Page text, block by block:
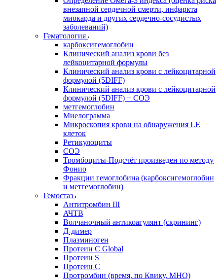
внезапной сердечной смерти, инфаркта
миокарда и других сердечно-сосудистых
заболеваний)
Гематология
карбоксигемоглобин
Клинический анализ крови без
лейкоцитарной формулы
Клинический анализ крови с лейкоцитарной
формулой (5DIFF)
Клинический анализ крови с лейкоцитарной
формулой (5DIFF) + СОЭ
метгемоглобин
Миелограмма
Микроскопия крови на обнаружения LE
клеток
Ретикулоциты
СОЭ
Тромбоциты-Подсчёт произведен по методу
Фонио
Фракции гемоглобина (карбоксигемоглобин
и метгемоглобин)
Гемостаз
Антитромбин III
АЧТВ
Волчаночный антикоагулянт (скрининг)
Д-димер
Плазминоген
Протеин C Global
Протеин S
Протеин С
Протромбин (время, по Квику, МНО)